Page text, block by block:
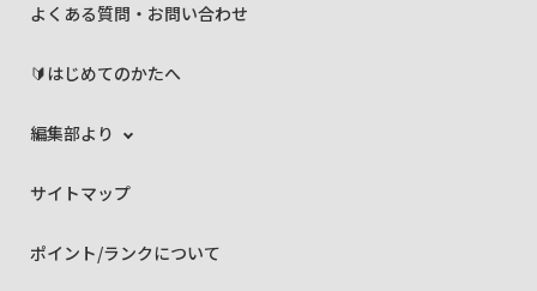
よくある質問・お問い合わせ
🔰はじめてのかたへ
編集部より
サイトマップ
ポイント/ランクについて